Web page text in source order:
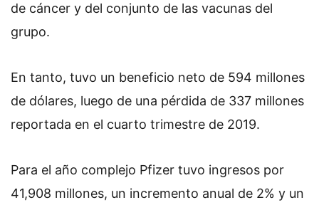
de cáncer y del conjunto de las vacunas del
grupo.
En tanto, tuvo un beneficio neto de 594 millones
de dólares, luego de una pérdida de 337 millones
reportada en el cuarto trimestre de 2019.
Para el año complejo Pfizer tuvo ingresos por
41,908 millones, un incremento anual de 2% y un